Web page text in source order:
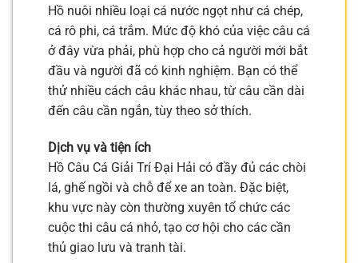
Hồ nuôi nhiều loại cá nước ngọt như cá chép,
cá rô phi, cá trắm. Mức độ khó của việc câu cá
ở đây vừa phải, phù hợp cho cả người mới bắt
đầu và người đã có kinh nghiệm. Bạn có thể
thử nhiều cách câu khác nhau, từ câu cần dài
đến câu cần ngắn, tùy theo sở thích.
Dịch vụ và tiện ích
Hồ Câu Cá Giải Trí Đại Hải có đầy đủ các chòi
lá, ghế ngồi và chỗ để xe an toàn. Đặc biệt,
khu vực này còn thường xuyên tổ chức các
cuộc thi câu cá nhỏ, tạo cơ hội cho các cần
thủ giao lưu và tranh tài.